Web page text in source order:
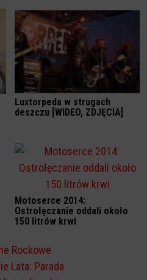
Luxtorpeda w strugach
deszczu [WIDEO, ZDJĘCIA]
Motoserce 2014:
Ostrołęczanie oddali około
150 litrów krwi